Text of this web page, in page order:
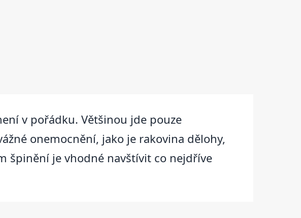
v pořádku. Většinou jde pouze
onemocnění, jako je rakovina dělohy,
špinění je vhodné navštívit co nejdříve